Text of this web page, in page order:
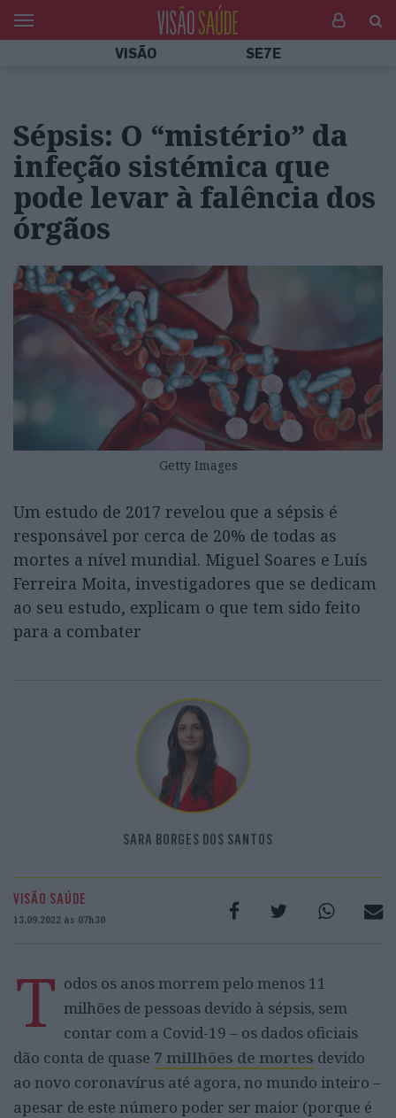
VISÃO SE7E
Sépsis: O “mistério” da
infeção sistémica que
pode levar à falência dos
órgãos
Getty Images
Um estudo de 2017 revelou que a sépsis é
responsável por cerca de 20% de todas as
mortes a nível mundial. Miguel Soares e Luís
Ferreira Moita, investigadores que se dedicam
ao seu estudo, explicam o que tem sido feito
para a combater
SARA BORGES DOS SANTOS
VISÃO SAÚDE
13.09.2022 às 07h30
T odos os anos morrem pelo menos 11
milhões de pessoas devido à sépsis, sem
contar com a Covid-19 – os dados oficiais
dão conta de quase 7 millhões de mortes devido
ao novo coronavírus até agora, no mundo inteiro –
apesar de este número poder ser maior (porque é